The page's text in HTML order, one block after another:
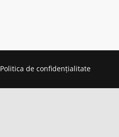
Politica de confidențialitate